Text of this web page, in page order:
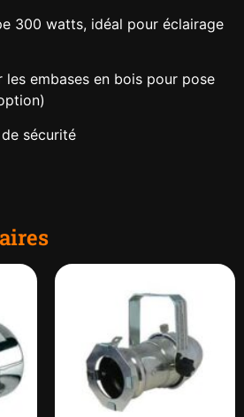
300 watts, idéal pour éclairage
les embases en bois pour pose
sécurité